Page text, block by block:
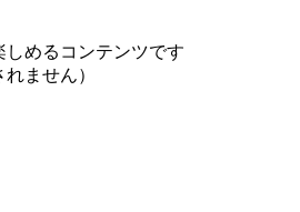
しめるコンテンツです
ません）